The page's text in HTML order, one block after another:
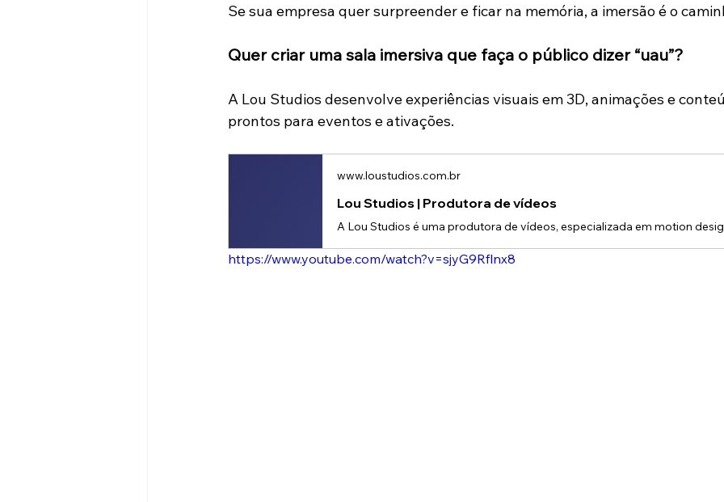
Se sua empresa quer surpreender e ficar na memória, a imersão é o
Quer criar uma sala imersiva que faça o público dizer “uau”?
A Lou Studios desenvolve experiências visuais em 3D, animações e
prontos para eventos e ativações.
www.loustudios.com.br
Lou Studios | Produtora de vídeos
https://www.youtube.com/watch?v=sjyG9Rflnx8